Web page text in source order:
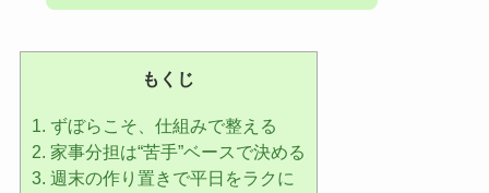
もくじ
1. ずぼらこそ、仕組みで整える
2. 家事分担は“苦手”ベースで決める
3. 週末の作り置きで平日をラクに